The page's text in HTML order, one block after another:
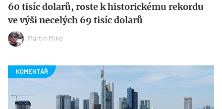
60 tisíc dolarů, roste k historickému rekordu
ve výši necelých 69 tisíc dolarů
Martin Miko